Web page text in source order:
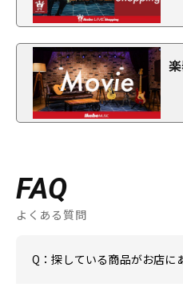
FAQ
よくある質問
Q：探している商品がお店に